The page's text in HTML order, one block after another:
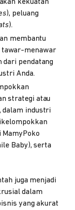
kekuatan
), peluang
).
membantu
tawar-menawar
dari pendatang
Anda.
strategi atau
dalam industri
MamyPoko
Baby), serta
juga menjadi
dalam
yang akurat